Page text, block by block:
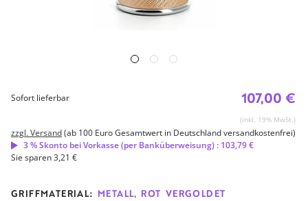
107,00 €
(inkl. 19% MwSt.)
Sofort lieferbar
zzgl. Versand(ab 100 Euro Gesamtwert in Deutschland versandkostenfrei)
3 % Skonto bei Vorkasse (per Banküberweisung) : 103,79 €
Sie sparen 3,21 €
GRIFFMATERIAL: METALL, ROT VERGOLDET